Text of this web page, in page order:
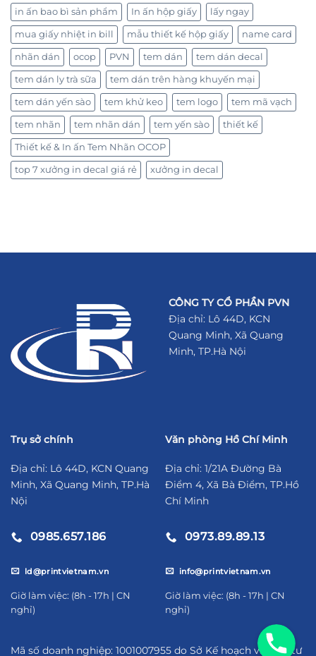
in ấn bao bì sản phẩm In ấn hộp giấy lấy ngay
mua giấy nhiệt in bill mẫu thiết kế hộp giấy name card
nhãn dán ocop PVN tem dán tem dán decal
tem dán ly trà sữa tem dán trên hàng khuyến mại
tem dán yến sào tem khử keo tem logo tem mã vạch
tem nhãn tem nhãn dán tem yến sào thiết kế
Thiết kế & In ấn Tem Nhãn OCOP
top 7 xưởng in decal giá rẻ xưởng in decal
CÔNG TY CỔ PHẦN PVN
Địa chỉ: Lô 44D, KCN
Quang Minh, Xã Quang
Minh, TP.Hà Nội
Trụ sở chính
Địa chỉ: Lô 44D, KCN Quang
Minh, Xã Quang Minh, TP.Hà
Nội
0985.657.186
ld@printvietnam.vn
​Giờ làm việc: (8h - 17h | CN
nghỉ)
Văn phòng Hồ Chí Minh
Địa chỉ: 1/21A Đường Bà
Điểm 4, Xã Bà Điểm, TP.Hồ
Chí Minh
0973.89.89.13
info@printvietnam.vn
​Giờ làm việc: (8h - 17h | CN
nghỉ)
Mã số doanh nghiệp: 1001007955 do Sở Kế hoạch và Đầu tư